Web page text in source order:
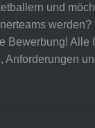
und
Bewerbung! Alle
Anforderungen